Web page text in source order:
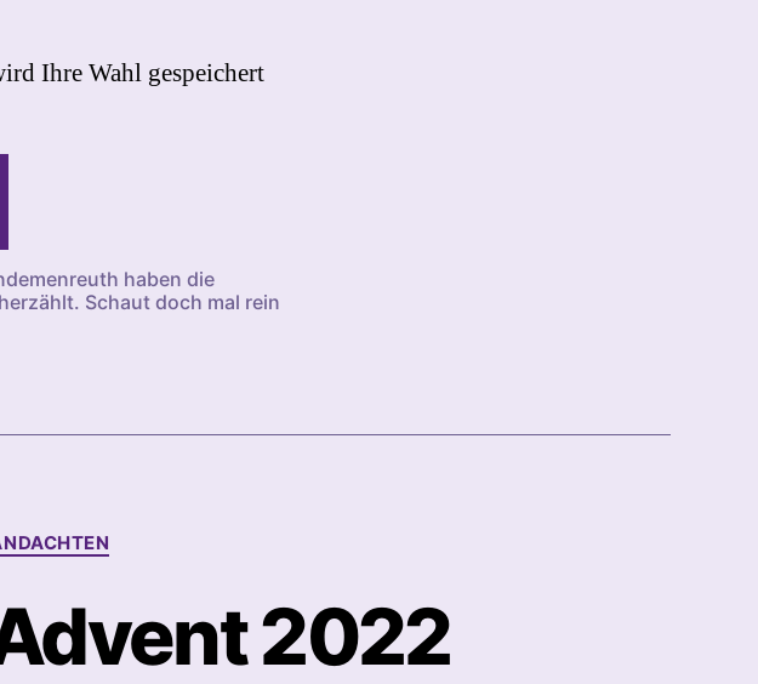
Ihre Wahl gespeichert
haben die
Schaut doch mal rein
2022